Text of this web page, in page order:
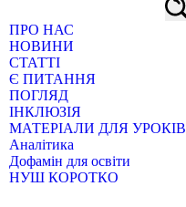
ПРО НАС
НОВИНИ
СТАТТІ
Є ПИТАННЯ
ПОГЛЯД
ІНКЛЮЗІЯ
МАТЕРІАЛИ ДЛЯ УРОКІВ
Аналітика
Дофамін для освіти
НУШ КОРОТКО